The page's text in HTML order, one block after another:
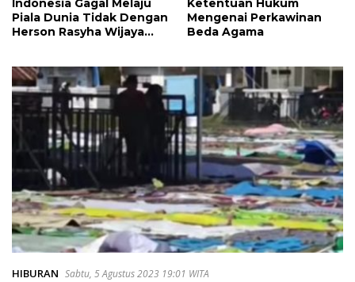
Indonesia Gagal Melaju
Piala Dunia Tidak Dengan
Herson Rasyha Wijaya
Arithmetic International
Competition 2026
Ketentuan Hukum
Mengenai Perkawinan
Beda Agama
HIBURAN Sabtu, 5 Agustus 2023 19:01 WITA